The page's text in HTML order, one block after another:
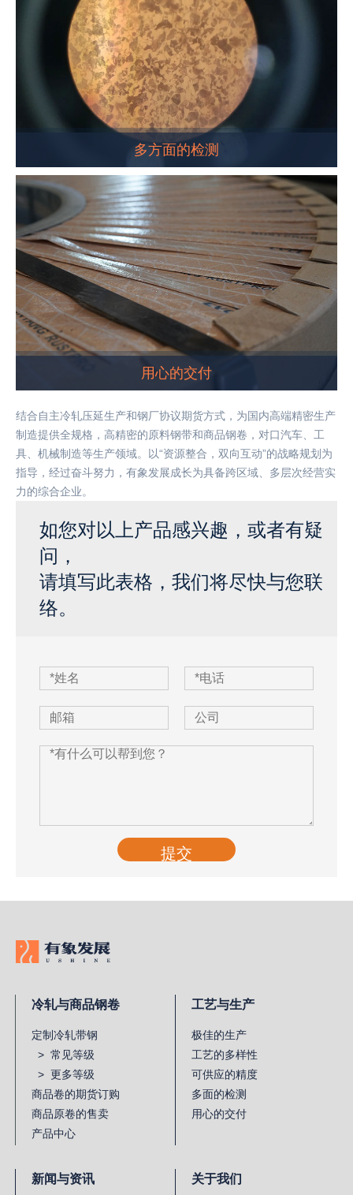
多方面的检测
用心的交付
结合自主冷轧压延生产和钢厂协议期货方式，为国内高端精密生产
制造提供全规格，高精密的原料钢带和商品钢卷，对口汽车、工
具、机械制造等生产领域。以“资源整合，双向互动”的战略规划为
指导，经过奋斗努力，有象发展成长为具备跨区域、多层次经营实
力的综合企业。
如您对以上产品感兴趣，或者有疑
问，
请填写此表格，我们将尽快与您联
络。
提交
冷轧与商品钢卷
定制冷轧带钢
> 常见等级
> 更多等级
商品卷的期货订购
商品原卷的售卖
产品中心
工艺与生产
极佳的生产
工艺的多样性
可供应的精度
多面的检测
用心的交付
新闻与资讯 关于我们